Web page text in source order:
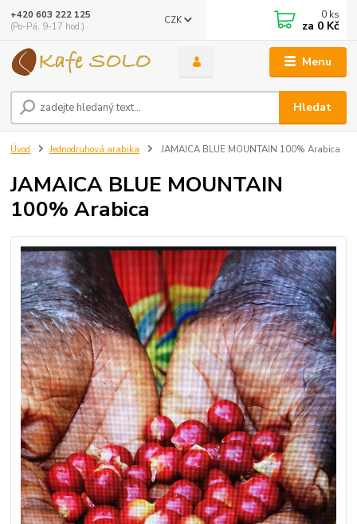
Menu
CZK
Hledat
+420 603 222 125
(Po-Pá, 9-17 hod.)
0 ks
za 0 Kč
Úvod Jednodruhová arabika JAMAICA BLUE MOUNTAIN 100% Arabica
JAMAICA BLUE MOUNTAIN
100% Arabica